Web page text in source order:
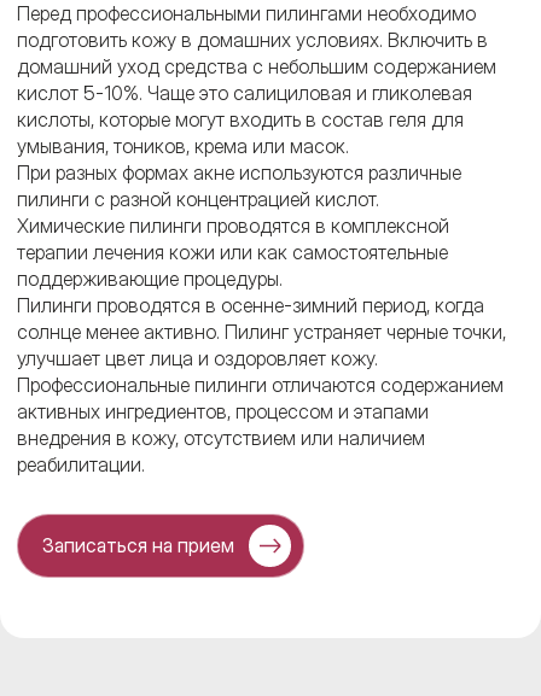
Перед профессиональными пилингами необходимо
подготовить кожу в домашних условиях. Включить в
домашний уход средства с небольшим содержанием
кислот 5-10%. Чаще это салициловая и гликолевая
кислоты, которые могут входить в состав геля для
умывания, тоников, крема или масок.
При разных формах акне используются различные
пилинги с разной концентрацией кислот.
Химические пилинги проводятся в комплексной
терапии лечения кожи или как самостоятельные
поддерживающие процедуры.
Пилинги проводятся в осенне-зимний период, когда
солнце менее активно. Пилинг устраняет черные точки,
улучшает цвет лица и оздоровляет кожу.
Профессиональные пилинги отличаются содержанием
активных ингредиентов, процессом и этапами
внедрения в кожу, отсутствием или наличием
реабилитации.
Записаться на прием